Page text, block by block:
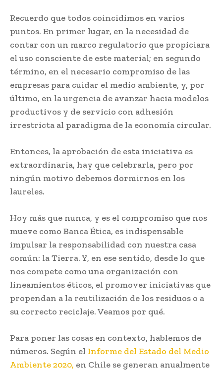
Recuerdo que todos coincidimos en varios
puntos. En primer lugar, en la necesidad de
contar con un marco regulatorio que propiciara
el uso consciente de este material; en segundo
término, en el necesario compromiso de las
empresas para cuidar el medio ambiente, y, por
último, en la urgencia de avanzar hacia modelos
productivos y de servicio con adhesión
irrestricta al paradigma de la economía circular.
Entonces, la aprobación de esta iniciativa es
extraordinaria, hay que celebrarla, pero por
ningún motivo debemos dormirnos en los
laureles.
Hoy más que nunca, y es el compromiso que nos
mueve como Banca Ética, es indispensable
impulsar la responsabilidad con nuestra casa
común: la Tierra. Y, en ese sentido, desde lo que
nos compete como una organización con
lineamientos éticos, el promover iniciativas que
propendan a la reutilización de los residuos o a
su correcto reciclaje. Veamos por qué.
Para poner las cosas en contexto, hablemos de
números. Según el Informe del Estado del Medio
Ambiente 2020, en Chile se generan anualmente